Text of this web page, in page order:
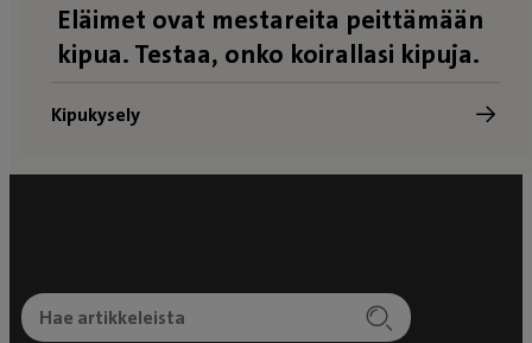
Eläimet ovat mestareita peittämään
kipua. Testaa, onko koirallasi kipuja.
Kipukysely